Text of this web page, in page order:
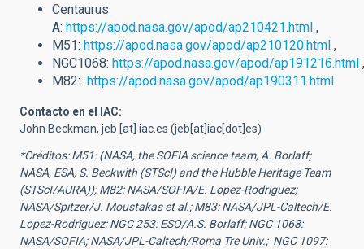
Centaurus
A: https://apod.nasa.gov/apod/ap210421.html ,
M51: https://apod.nasa.gov/apod/ap210120.html ,
NGC1068: https://apod.nasa.gov/apod/ap191216.html ,
M82: https://apod.nasa.gov/apod/ap190311.html
Contacto en el IAC:
John Beckman, jeb [at] iac.es (jeb[at]iac[dot]es)
*Créditos: M51: (NASA, the SOFIA science team, A. Borlaff;
NASA, ESA, S. Beckwith (STScI) and the Hubble Heritage Team
(STScI/AURA)); M82: NASA/SOFIA/E. Lopez-Rodriguez;
NASA/Spitzer/J. Moustakas et al.; M83: NASA/JPL-Caltech/E.
Lopez-Rodriguez; NGC 253: ESO/A.S. Borlaff; NGC 1068:
NASA/SOFIA; NASA/JPL-Caltech/Roma Tre Univ.; NGC 1097: